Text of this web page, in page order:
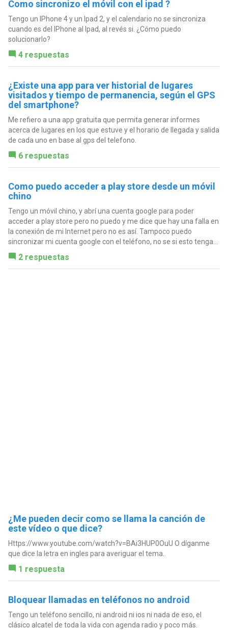
Como sincronizo el móvil con el ipad ?
Tengo un IPhone 4 y un Ipad 2, y el calendario no se sincroniza
cuando es del IPhone al Ipad, al revés si. ¿Cómo puedo
solucionarlo?
4 respuestas
¿Existe una app para ver historial de lugares
visitados y tiempo de permanencia, según el GPS
del smartphone?
Me refiero a una app gratuita que permita generar informes
acerca de lugares en los que estuve y el horario de llegada y salida
de cada uno en base al gps del telefono.
6 respuestas
Como puedo acceder a play store desde un móvil
chino
Tengo un móvil chino, y abrí una cuenta google para poder
acceder a play store pero no puedo y me dice que hay una falla en
la conexión de mi Internet pero no es así. Tampoco puedo
sincronizar mi cuenta google con el teléfono, no se si esto tenga...
2 respuestas
¿Me pueden decir como se llama la canción de
este vídeo o que dice?
Https://www.youtube.com/watch?v=BAi3HUP0OuU O díganme
que dice la letra en ingles para averiguar el tema.
1 respuesta
Bloquear llamadas en teléfonos no android
Tengo un teléfono sencillo, ni android ni ios ni nada de eso, el
clásico alcatel de toda la vida con agenda radio y poco más.